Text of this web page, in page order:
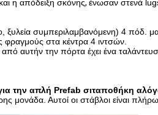
η απόδειξη σκόνης, ένωσαν στενά
συμπεριλαμβανόμενη) 4 πόδ.
φραγμούς στα κέντρα 4 ιντσών.
αυτήν την πόρτα έχει ένα
την απλή Prefab σιταποθήκη
Αυτοί οι στάβλοι είναι